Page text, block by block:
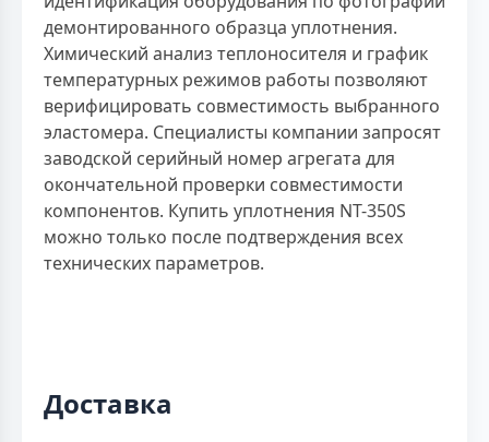
демонтированного образца уплотнения.
Химический анализ теплоносителя и график
температурных режимов работы позволяют
верифицировать совместимость выбранного
эластомера. Специалисты компании запросят
заводской серийный номер агрегата для
окончательной проверки совместимости
компонентов. Купить уплотнения NT-350S
можно только после подтверждения всех
технических параметров.
Доставка